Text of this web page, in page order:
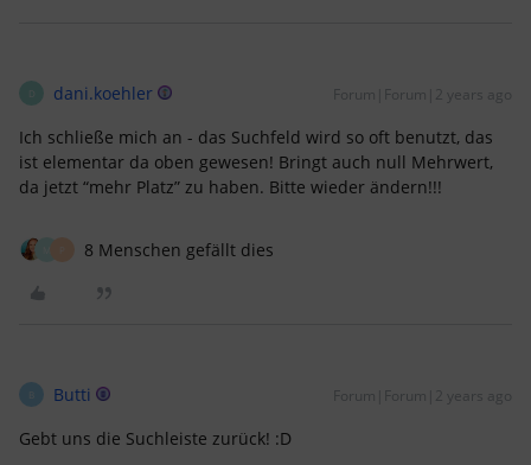
dani.koehler Forum|Forum|2 years ago
Ich schließe mich an - das Suchfeld wird so oft benutzt, das
ist elementar da oben gewesen! Bringt auch null Mehrwert,
da jetzt “mehr Platz” zu haben. Bitte wieder ändern!!!
8 Menschen gefällt dies
Butti Forum|Forum|2 years ago
Gebt uns die Suchleiste zurück! :D